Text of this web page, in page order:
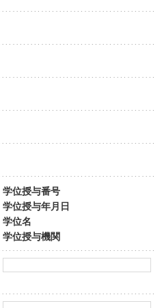
学位授与番号
学位授与年月日
学位名
学位授与機関